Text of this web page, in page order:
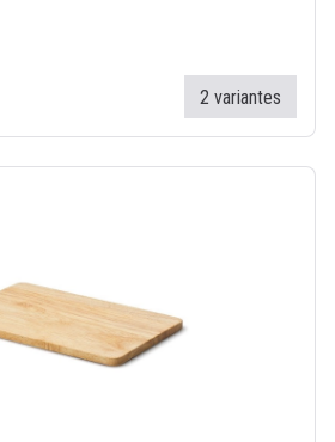
2 variantes